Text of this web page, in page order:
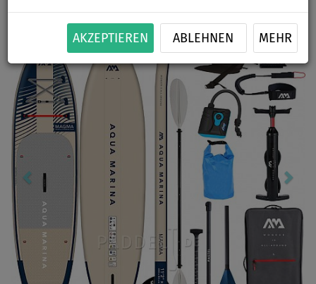
AKZEPTIEREN ABLEHNEN MEHR
Previous Next